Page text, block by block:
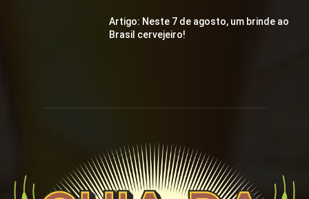
Artigo: Neste 7 de agosto, um brinde ao
Brasil cervejeiro!